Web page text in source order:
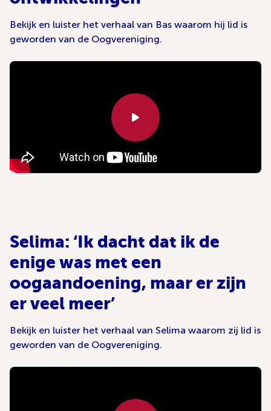
Bekijk en luister het verhaal van Bas waarom hij lid is
geworden van de Oogvereniging.
Selima: ‘Ik dacht dat ik de
enige was met een
oogaandoening, maar er zijn
er veel meer’
Bekijk en luister het verhaal van Selima waarom zij lid is
geworden van de Oogvereniging.